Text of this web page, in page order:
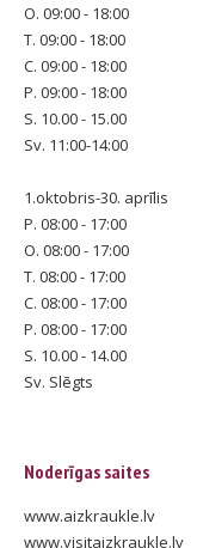
O. 09:00 - 18:00
T. 09:00 - 18:00
C. 09:00 - 18:00
P. 09:00 - 18:00
S. 10.00 - 15.00
Sv. 11:00-14:00
1.oktobris-30. aprīlis
P. 08:00 - 17:00
O. 08:00 - 17:00
T. 08:00 - 17:00
C. 08:00 - 17:00
P. 08:00 - 17:00
S. 10.00 - 14.00
Sv. Slēgts
Noderīgas saites
www.aizkraukle.lv
www.visitaizkraukle.lv